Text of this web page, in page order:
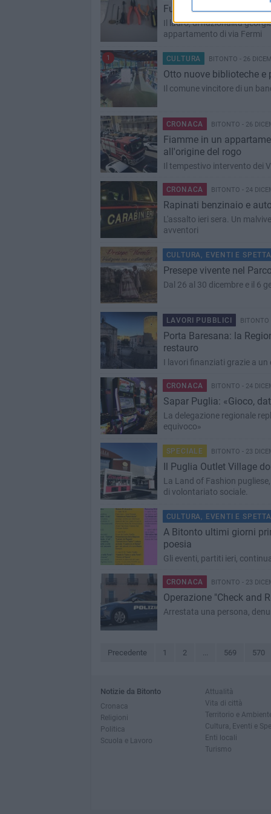
Furto in atto, i vicini
Il ladro, di nazionalità
appartamento di via Fermi
1 CULTURA BITONTO - 26
Otto nuove biblioteche
Il comune vincitore di un
CRONACA BITONTO - 26
Fiamme in un
all'origine del rogo
Il tempestivo intervento dei
CRONACA BITONTO - 24
Rapinati benzinaio e
L'assalto ieri sera. Un
avventori
CULTURA, EVENTI E
Presepe vivente nel
Dal 26 al 30 dicembre e il 6
LAVORI PUBBLICI BITONTO
Porta Baresana: la
restauro
I lavori finanziati grazie a un
CRONACA BITONTO - 24
Sapar Puglia: «Gioco,
La delegazione regionale
equivoco»
SPECIALE BITONTO - 23
Il Puglia Outlet Village
La Land of Fashion
di volontariato sociale.
CULTURA, EVENTI E
A Bitonto ultimi giorni
poesia
Gli eventi, partiti ieri,
CRONACA BITONTO - 23
Operazione "Check and
Arrestata una persona,
Precedente 1 2 ... 569 570
Notizie da Bitonto
Cronaca
Religioni
Politica
Scuola e Lavoro
Attualità
Vita di città
Territorio e
Cultura, Eventi e
Enti locali
Turismo